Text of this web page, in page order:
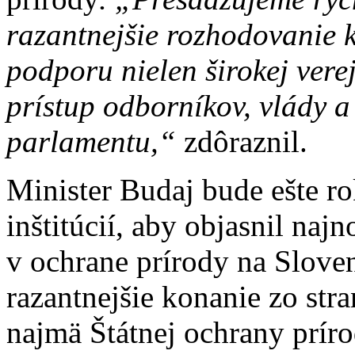
razantnejšie rozhodovanie
podporu nielen širokej
prístup odborníkov, vlády
parlamentu,“ zdôraznil.
Minister Budaj bude ešte
inštitúcií, aby objasnil
v ochrane prírody na
razantnejšie konanie zo
najmä Štátnej ochrany